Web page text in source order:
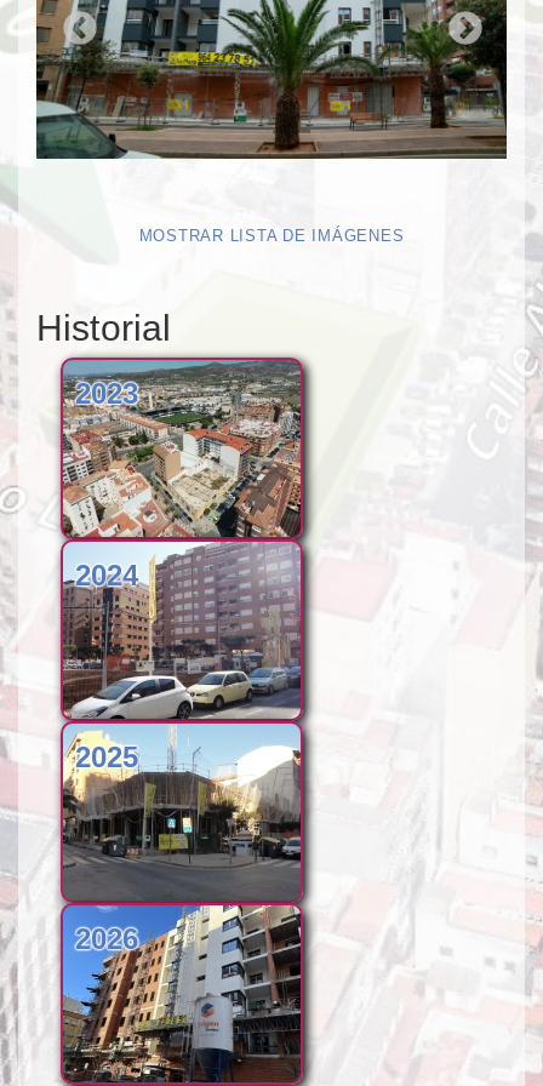
MOSTRAR LISTA DE IMÁGENES
Historial
2023
2024
2025
2026